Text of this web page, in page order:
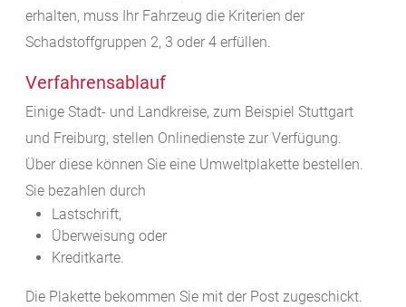
erhalten, muss Ihr Fahrzeug die Kriterien der
Schadstoffgruppen 2, 3 oder 4 erfüllen.
Verfahrensablauf
Einige Stadt- und Landkreise, zum Beispiel Stuttgart
und Freiburg, stellen Onlinedienste zur Verfügung.
Über diese können Sie eine Umweltplakette bestellen.
Sie bezahlen durch
Lastschrift,
Überweisung oder
Kreditkarte.
Die Plakette bekommen Sie mit der Post zugeschickt.